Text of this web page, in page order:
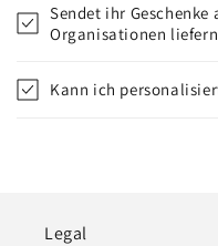
Sendet ihr
Organisationen
Kann ich
Legal